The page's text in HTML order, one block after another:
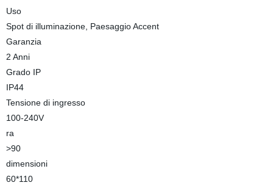
Uso
Spot di illuminazione, Paesaggio Accent
Garanzia
2 Anni
Grado IP
IP44
Tensione di ingresso
100-240V
ra
>90
dimensioni
60*110